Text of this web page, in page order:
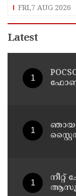
FRI,7 AUG 2026
Latest
ഫോൺ
നീറ്റ്